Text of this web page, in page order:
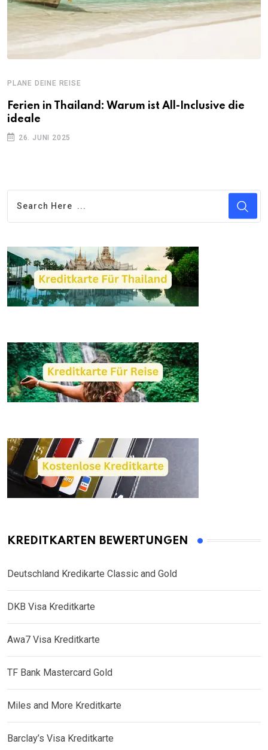
PLANE DEINE REISE
Ferien in Thailand: Warum ist All-Inclusive die
ideale
26. JUNI 2025
KREDITKARTEN BEWERTUNGEN
Deutschland Kredikarte Classic and Gold
DKB Visa Kreditkarte
Awa7 Visa Kreditkarte
TF Bank Mastercard Gold
Miles and More Kreditkarte
Barclay’s Visa Kreditkarte